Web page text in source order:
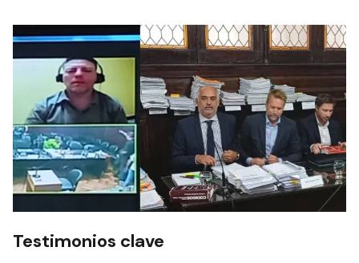
Testimonios clave